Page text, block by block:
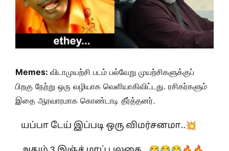
Memes: விடாமுயற்சி படம் பல்வேறு முயற்சிகளுக்குப்
பிறகு நேற்று ஒரு வழியாக வெளியாகிவிட்டது. ரசிகர்களும்
இதை ஆரவாரமாக கொண்டாடி தீர்த்தனர்.